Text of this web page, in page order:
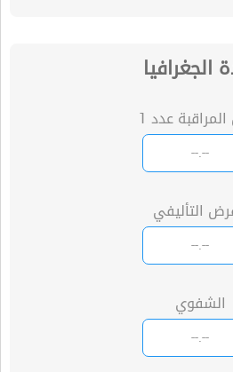
الجغرافيا
عدد 1
التأليفي
الشفوي